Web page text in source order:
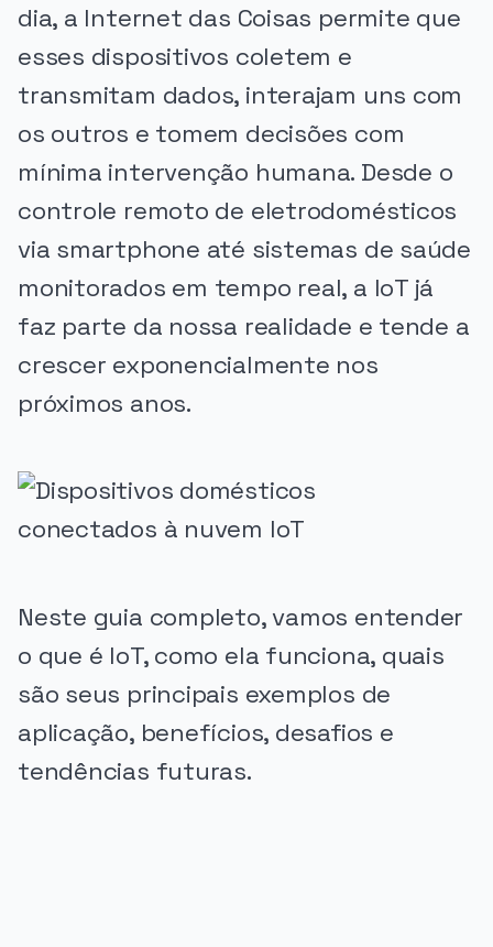
dia, a Internet das Coisas permite que
esses dispositivos coletem e
transmitam dados, interajam uns com
os outros e tomem decisões com
mínima intervenção humana. Desde o
controle remoto de eletrodomésticos
via smartphone até sistemas de saúde
monitorados em tempo real, a IoT já
faz parte da nossa realidade e tende a
crescer exponencialmente nos
próximos anos.
Neste guia completo, vamos entender
o que é IoT, como ela funciona, quais
são seus principais exemplos de
aplicação, benefícios, desafios e
tendências futuras.